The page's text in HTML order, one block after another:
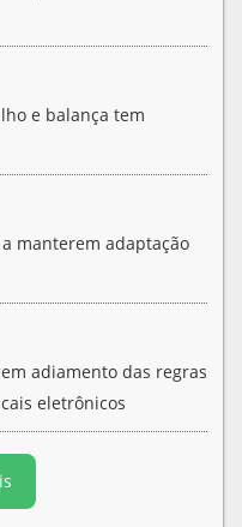
e balança tem
manterem adaptação
adiamento das regras
eletrônicos